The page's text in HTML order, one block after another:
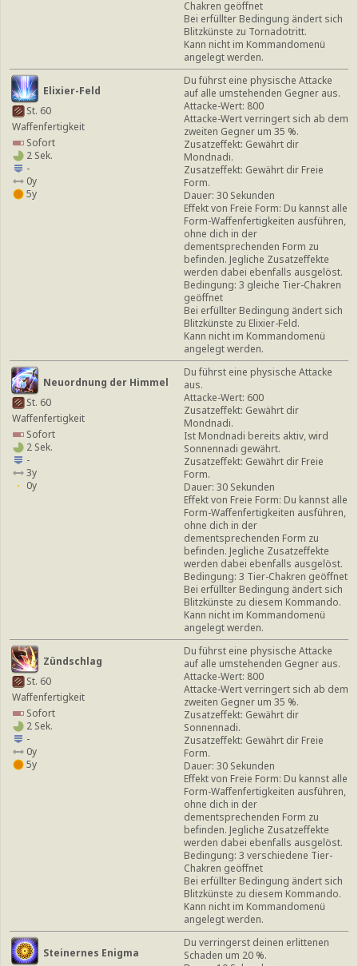
Chakren geöffnet
Bei erfüllter Bedingung ändert sich
Blitzkünste zu Tornadotritt.
Kann nicht im Kommandomenü
angelegt werden.
Elixier-Feld
St. 60
Waffenfertigkeit
Sofort
2 Sek.
-
0y
5y
Du führst eine physische Attacke
auf alle umstehenden Gegner aus.
Attacke-Wert: 800
Attacke-Wert verringert sich ab dem
zweiten Gegner um 35 %.
Zusatzeffekt: Gewährt dir
Mondnadi.
Zusatzeffekt: Gewährt dir Freie
Form.
Dauer: 30 Sekunden
Effekt von Freie Form: Du kannst alle
Form-Waffenfertigkeiten ausführen,
ohne dich in der
dementsprechenden Form zu
befinden. Jegliche Zusatzeffekte
werden dabei ebenfalls ausgelöst.
Bedingung: 3 gleiche Tier-Chakren
geöffnet
Bei erfüllter Bedingung ändert sich
Blitzkünste zu Elixier-Feld.
Kann nicht im Kommandomenü
angelegt werden.
Neuordnung der Himmel
St. 60
Waffenfertigkeit
Sofort
2 Sek.
-
3y
0y
Du führst eine physische Attacke
aus.
Attacke-Wert: 600
Zusatzeffekt: Gewährt dir
Mondnadi.
Ist Mondnadi bereits aktiv, wird
Sonnennadi gewährt.
Zusatzeffekt: Gewährt dir Freie
Form.
Dauer: 30 Sekunden
Effekt von Freie Form: Du kannst alle
Form-Waffenfertigkeiten ausführen,
ohne dich in der
dementsprechenden Form zu
befinden. Jegliche Zusatzeffekte
werden dabei ebenfalls ausgelöst.
Bedingung: 3 Tier-Chakren geöffnet
Bei erfüllter Bedingung ändert sich
Blitzkünste zu diesem Kommando.
Kann nicht im Kommandomenü
angelegt werden.
Zündschlag
St. 60
Waffenfertigkeit
Sofort
2 Sek.
-
0y
5y
Du führst eine physische Attacke
auf alle umstehenden Gegner aus.
Attacke-Wert: 800
Attacke-Wert verringert sich ab dem
zweiten Gegner um 35 %.
Zusatzeffekt: Gewährt dir
Sonnennadi.
Zusatzeffekt: Gewährt dir Freie
Form.
Dauer: 30 Sekunden
Effekt von Freie Form: Du kannst alle
Form-Waffenfertigkeiten ausführen,
ohne dich in der
dementsprechenden Form zu
befinden. Jegliche Zusatzeffekte
werden dabei ebenfalls ausgelöst.
Bedingung: 3 verschiedene Tier-
Chakren geöffnet
Bei erfüllter Bedingung ändert sich
Blitzkünste zu diesem Kommando.
Kann nicht im Kommandomenü
angelegt werden.
Steinernes Enigma
Du verringerst deinen erlittenen
Schaden um 20 %.